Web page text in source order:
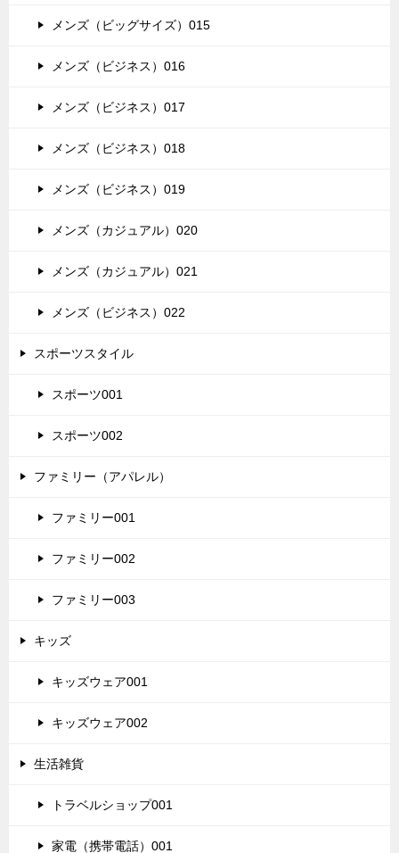
メンズ（ビッグサイズ）015
メンズ（ビジネス）016
メンズ（ビジネス）017
メンズ（ビジネス）018
メンズ（ビジネス）019
メンズ（カジュアル）020
メンズ（カジュアル）021
メンズ（ビジネス）022
スポーツスタイル
スポーツ001
スポーツ002
ファミリー（アパレル）
ファミリー001
ファミリー002
ファミリー003
キッズ
キッズウェア001
キッズウェア002
生活雑貨
トラベルショップ001
家電（携帯電話）001